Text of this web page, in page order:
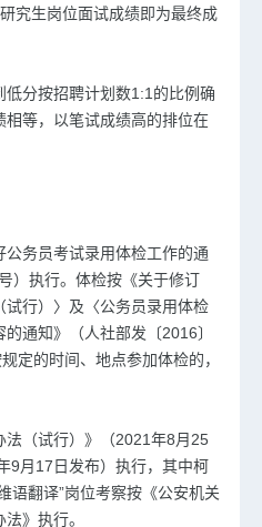
究生岗位面试成绩即为最终成
分按招聘计划数1:1的比例确
等，以笔试成绩高的排位在
务员考试录用体检工作的通
）执行。体检按《关于修订
（试行）〉及〈公务员录用体检
通知》（人社部发〔2016〕
定的时间、地点参加体检的，
法（试行）》（2021年8月25
9月17日发布）执行，其中柯
语翻译”岗位考察按《公安机关
》执行。